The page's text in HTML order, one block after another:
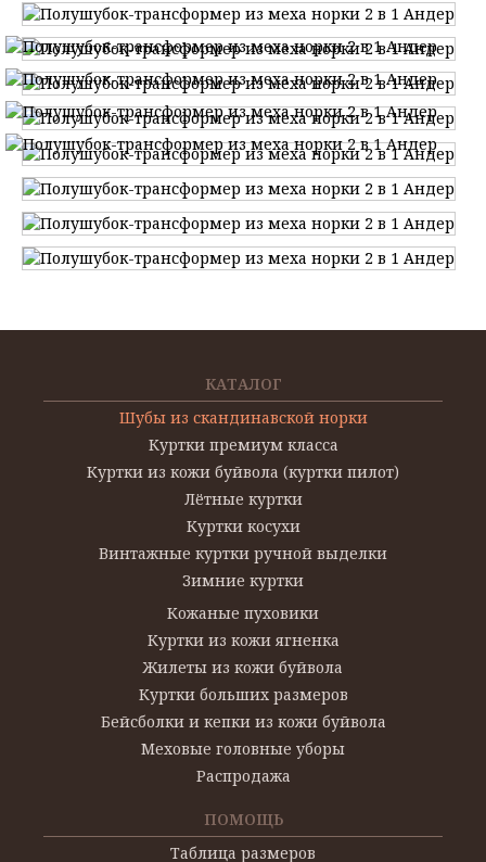
КАТАЛОГ
Шубы из скандинавской норки
Куртки премиум класса
Куртки из кожи буйвола (куртки пилот)
Лётные куртки
Куртки косухи
Винтажные куртки ручной выделки
Зимние куртки
Кожаные пуховики
Куртки из кожи ягненка
Жилеты из кожи буйвола
Куртки больших размеров
Бейсболки и кепки из кожи буйвола
Меховые головные уборы
Распродажа
ПОМОЩЬ
Таблица размеров